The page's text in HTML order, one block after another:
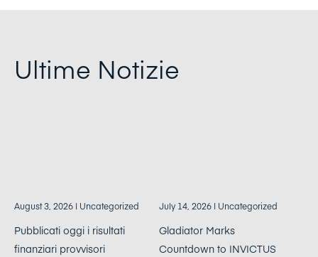
Ultime Notizie
August 3, 2026 | Uncategorized
Pubblicati oggi i risultati
finanziari provvisori
July 14, 2026 | Uncategorized
Gladiator Marks
Countdown to INVICTUS